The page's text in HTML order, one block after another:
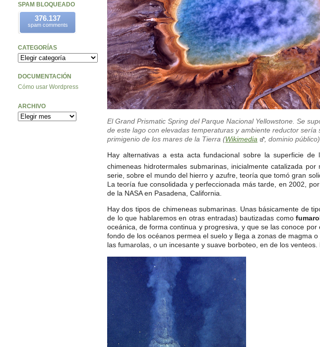
El Grand Prismatic Spring del Parque Nacional Yellowstone. Se
de este lago con elevadas temperaturas y ambiente reductor sería
primigenio de los mares de la Tierra (Wikimedia , dominio público)
Hay alternativas a esta acta fundacional sobre la superficie
chimeneas hidrotermales submarinas, inicialmente catalizada
serie, sobre el mundo del hierro y azufre, teoría que tomó gran
La teoría fue consolidada y perfeccionada más tarde, en 2002,
de la NASA en Pasadena, California.
Hay dos tipos de chimeneas submarinas. Unas básicamente de
de lo que hablaremos en otras entradas) bautizadas como
oceánica, de forma continua y progresiva, y que se las conoce
fondo de los océanos permea el suelo y llega a zonas de magma
las fumarolas, o un incesante y suave borboteo, en de los
SPAM BLOQUEADO
376.137
spam comments
CATEGORÍAS
DOCUMENTACIÓN
Cómo usar Wordpress
ARCHIVO